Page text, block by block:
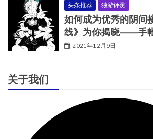
头条推荐 独游评测
如何成为优秀的阴间
线》为你揭晓——手
2021年12月9日
关于我们